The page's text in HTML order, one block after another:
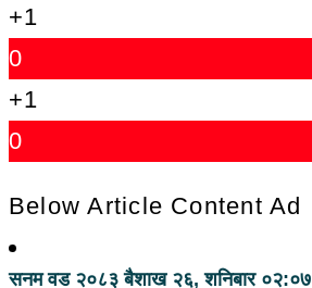
+1
0
+1
0
Below Article Content Ad
सनम वड २०८३ बैशाख २६, शनिबार ०२:०७